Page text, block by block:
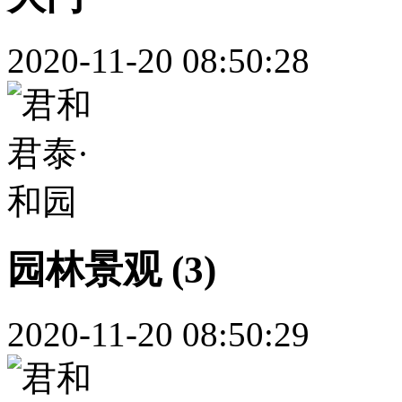
2020-11-20 08:50:28
园林景观 (3)
2020-11-20 08:50:29